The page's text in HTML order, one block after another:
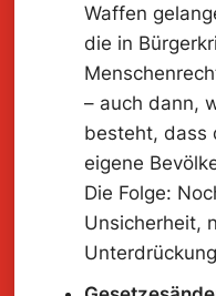
Waffen
die in
– auch dann,
besteht, dass
eigene
Die Folge:
Unsicherheit,